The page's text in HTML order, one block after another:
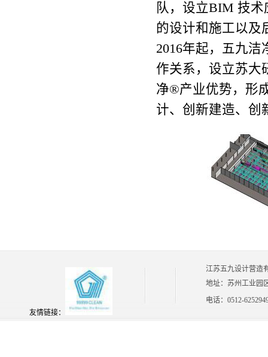
队，设立BIM 技
的设计和施工以及
2016年起，五九
作关系，设立苏大
净®产业优势，形
计、创新建造、创
友情链接：
江苏五九设计营造
地址：苏州工业园
电话：0512-